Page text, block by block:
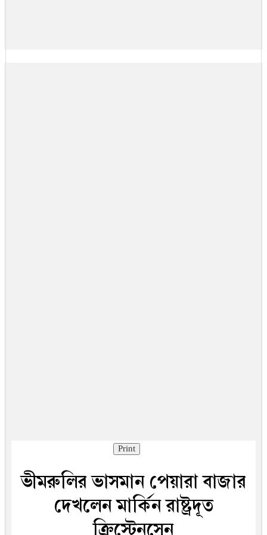
Print
ভীমরুলির ভাসমান পেয়ারা বাজার
দেখলেন মার্কিন রাষ্ট্রদূত
ক্রিস্টেনসেন